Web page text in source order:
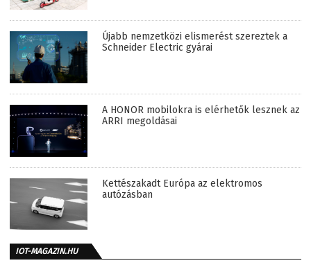
Újabb nemzetközi elismerést szereztek a
Schneider Electric gyárai
A HONOR mobilokra is elérhetők lesznek az
ARRI megoldásai
Kettészakadt Európa az elektromos
autózásban
IOT-MAGAZIN.HU